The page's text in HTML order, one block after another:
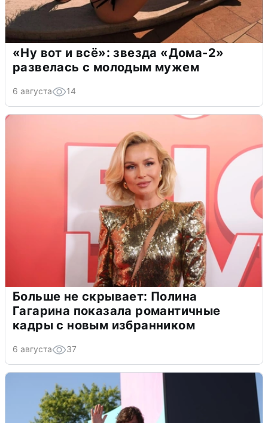
«Ну вот и всё»: звезда «Дома-2»
развелась с молодым мужем
6 августа 14
Больше не скрывает: Полина
Гагарина показала романтичные
кадры с новым избранником
6 августа 37